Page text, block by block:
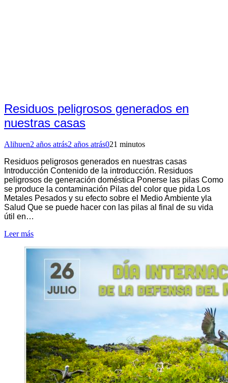
Residuos peligrosos generados en
nuestras casas
Alihuen2 años atrás2 años atrás021 minutos
Residuos peligrosos generados en nuestras casas
Introducción Contenido de la introducción. Residuos
peligrosos de generación doméstica Ponerse las pilas Como
se produce la contaminación Pilas del color que pida Los
Metales Pesados y su efecto sobre el Medio Ambiente yla
Salud Que se puede hacer con las pilas al final de su vida
útil en…
Leer más